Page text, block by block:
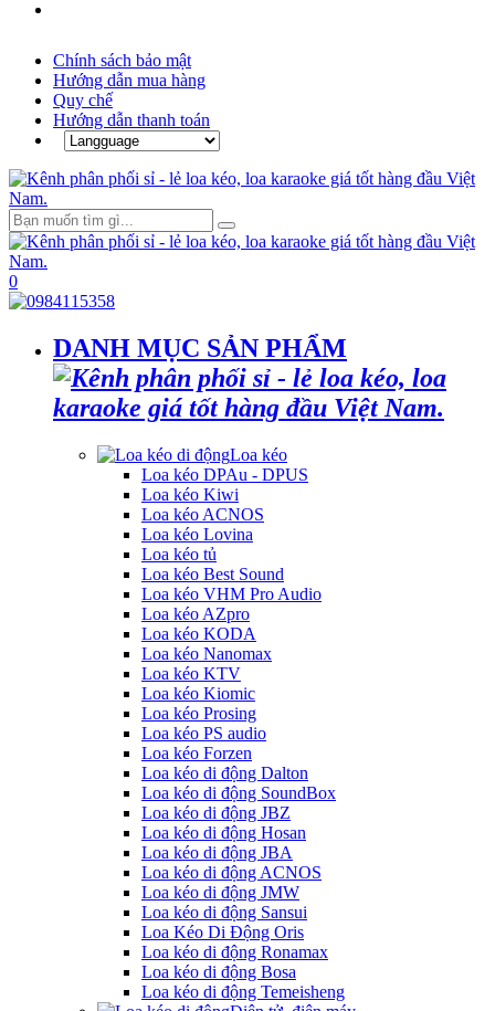
Chính sách bảo mật
Hướng dẫn mua hàng
Quy chế
Hướng dẫn thanh toán
0
DANH MỤC SẢN PHẨM
Loa kéo
Loa kéo DPAu - DPUS
Loa kéo Kiwi
Loa kéo ACNOS
Loa kéo Lovina
Loa kéo tủ
Loa kéo Best Sound
Loa kéo VHM Pro Audio
Loa kéo AZpro
Loa kéo KODA
Loa kéo Nanomax
Loa kéo KTV
Loa kéo Kiomic
Loa kéo Prosing
Loa kéo PS audio
Loa kéo Forzen
Loa kéo di động Dalton
Loa kéo di động SoundBox
Loa kéo di động JBZ
Loa kéo di động Hosan
Loa kéo di động JBA
Loa kéo di động ACNOS
Loa kéo di động JMW
Loa kéo di động Sansui
Loa Kéo Di Động Oris
Loa kéo di động Ronamax
Loa kéo di động Bosa
Loa kéo di động Temeisheng